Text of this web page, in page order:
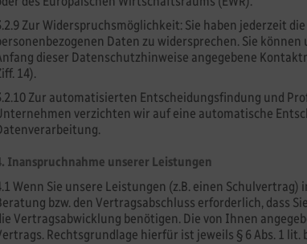
Zur Widerspruchsmöglichkeit: Sie haben jederzeit
Daten zu widersprechen. Sie
dieser Datenschutzhinweise angegebene
14).
Zur automatisierten Entscheidungsfindung und
verzichten wir auf eine automatische
Inanspruchnahme unserer Leistungen
Wenn Sie unsere Leistungen (z.B. einen
bzw. den Vertragsabschluss erforderlich, dass
Vertragsabwicklung benötigen. Die von Ihnen
Rechtsgrundlage hierfür ist jeweils § 6 Abs. 1 lit.